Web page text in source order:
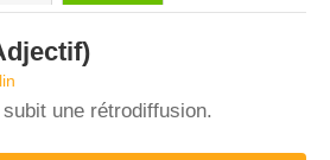
une rétrodiffusion.